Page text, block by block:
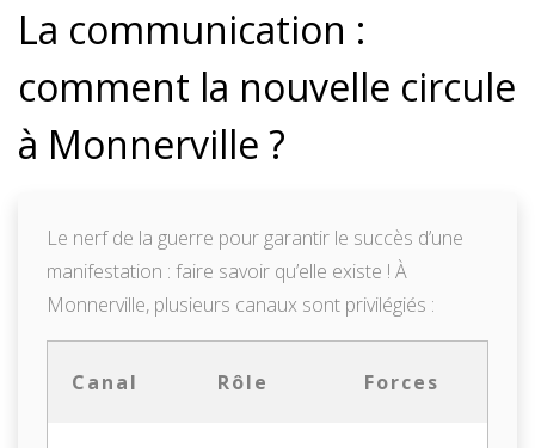
La communication :
comment la nouvelle circule
à Monnerville ?
Le nerf de la guerre pour garantir le succès d’une
manifestation : faire savoir qu’elle existe ! À
Monnerville, plusieurs canaux sont privilégiés :
Canal Rôle Forces